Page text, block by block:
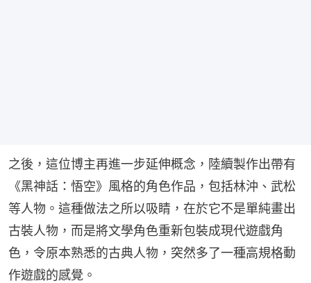
之後，這位博主再進一步延伸概念，陸續製作出帶有
《黑神話：悟空》風格的角色作品，包括林沖、武松
等人物。這種做法之所以吸睛，在於它不是單純畫出
古裝人物，而是將文學角色重新包裝成現代遊戲角
色，令原本熟悉的古典人物，突然多了一種高規格動
作遊戲的感覺。